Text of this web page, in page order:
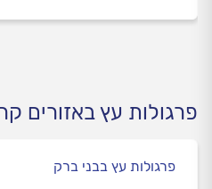
פרגולות עץ באזורים
פרגולות עץ בבני ברק